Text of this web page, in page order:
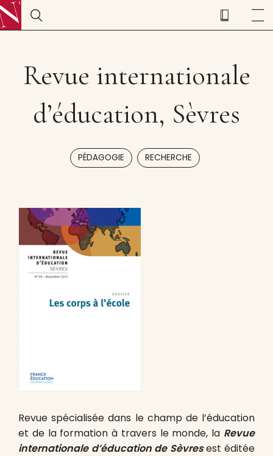
Revue internationale
d’éducation, Sèvres
PÉDAGOGIE RECHERCHE
Revue spécialisée dans le champ de l’éducation
et de la formation à travers le monde, la Revue
internationale d’éducation de Sèvresest éditée